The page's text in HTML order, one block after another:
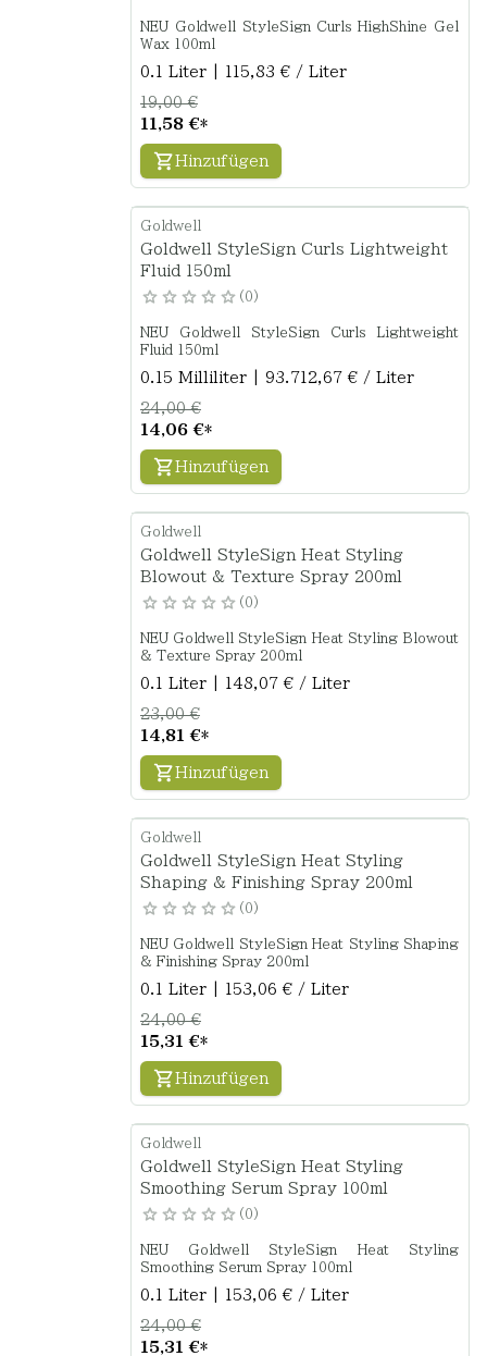
NEU Goldwell StyleSign Curls HighShine Gel
Wax 100ml
0.1 Liter | 115,83 € / Liter
11,58 €*
19,00 €
Hinzufügen
Goldwell
Goldwell StyleSign Curls Lightweight
Fluid 150ml
0
NEU Goldwell StyleSign Curls Lightweight
Fluid 150ml
0.15 Milliliter | 93.712,67 € / Liter
14,06 €*
24,00 €
Hinzufügen
Goldwell
Goldwell StyleSign Heat Styling
Blowout & Texture Spray 200ml
0
NEU Goldwell StyleSign Heat Styling Blowout
& Texture Spray 200ml
0.1 Liter | 148,07 € / Liter
14,81 €*
23,00 €
Hinzufügen
Goldwell
Goldwell StyleSign Heat Styling
Shaping & Finishing Spray 200ml
0
NEU Goldwell StyleSign Heat Styling Shaping
& Finishing Spray 200ml
0.1 Liter | 153,06 € / Liter
15,31 €*
24,00 €
Hinzufügen
Goldwell
Goldwell StyleSign Heat Styling
Smoothing Serum Spray 100ml
0
NEU Goldwell StyleSign Heat Styling
Smoothing Serum Spray 100ml
0.1 Liter | 153,06 € / Liter
15,31 €*
24,00 €